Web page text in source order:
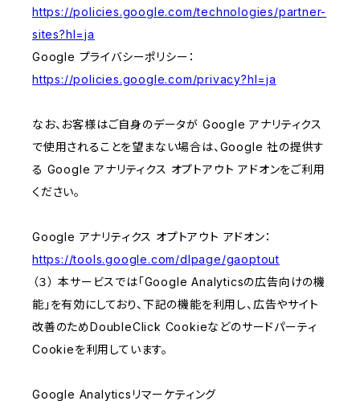
https://policies.google.com/technologies/partner-
sites?hl=ja
Google プライバシーポリシー：
https://policies.google.com/privacy?hl=ja
なお、お客様はご自身のデータが Google アナリティクス
で使用されることを望まない場合は、Google 社の提供す
る Google アナリティクス オプトアウト アドオンをご利用
ください。
Google アナリティクス オプトアウト アドオン：
https://tools.google.com/dlpage/gaoptout
（３） 本サービスでは「Google Analyticsの広告向けの機
能」を有効にしており、下記の機能を利用し、広告やサイト
改善のためDoubleClick Cookieなどのサードパーティ
Cookieを利用しています。
Google Analyticsリマーケティング